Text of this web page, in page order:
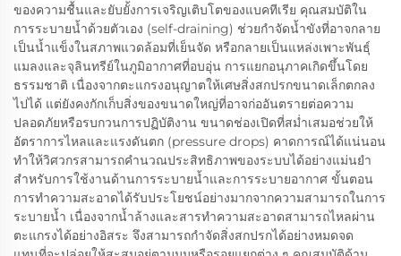
ของความชื้นและยับยั้งการเจริญเติบโตของแบคทีเรีย คุณสมบัติใน
การระบายน้ำด้วยตัวเอง (self-draining) ช่วยกำจัดน้ำขังที่อาจกลาย
เป็นน้ำแข็งในสภาพแวดล้อมที่เย็นจัด หรือกลายเป็นแหล่งเพาะพันธุ์
แมลงและจุลินทรีย์ในภูมิอากาศที่อบอุ่น การแยกอนุภาคเกิดขึ้นโดย
ธรรมชาติ เนื่องจากตะแกรงอนุญาตให้เศษสิ่งสกปรกขนาดเล็กตกลง
ไปได้ แต่ยังคงกักเก็บสิ่งของขนาดใหญ่ที่อาจก่ออันตรายต่อความ
ปลอดภัยหรือรบกวนการปฏิบัติงาน ขนาดช่องเปิดที่สม่ำเสมอช่วยให้
อัตราการไหลและแรงดันตก (pressure drops) คาดการณ์ได้แน่นอน
ทำให้วิศวกรสามารถคำนวณประสิทธิภาพของระบบได้อย่างแม่นยำ
สำหรับการใช้งานด้านการระบายน้ำและการระบายอากาศ ขั้นตอน
การทำความสะอาดได้รับประโยชน์อย่างมากจากความสามารถในการ
ระบายน้ำ เนื่องจากน้ำล้างและสารทำความสะอาดสามารถไหลผ่าน
ตะแกรงได้อย่างอิสระ จึงสามารถกำจัดสิ่งสกปรกได้อย่างหมดจด